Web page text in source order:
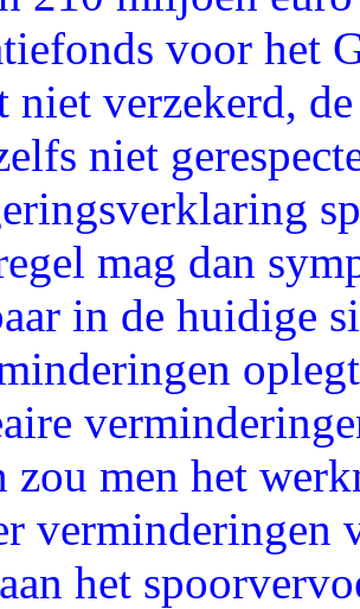
voor het
niet verzekerd,
niet
mag dan
in de huidige
zou men het
verminderingen
het